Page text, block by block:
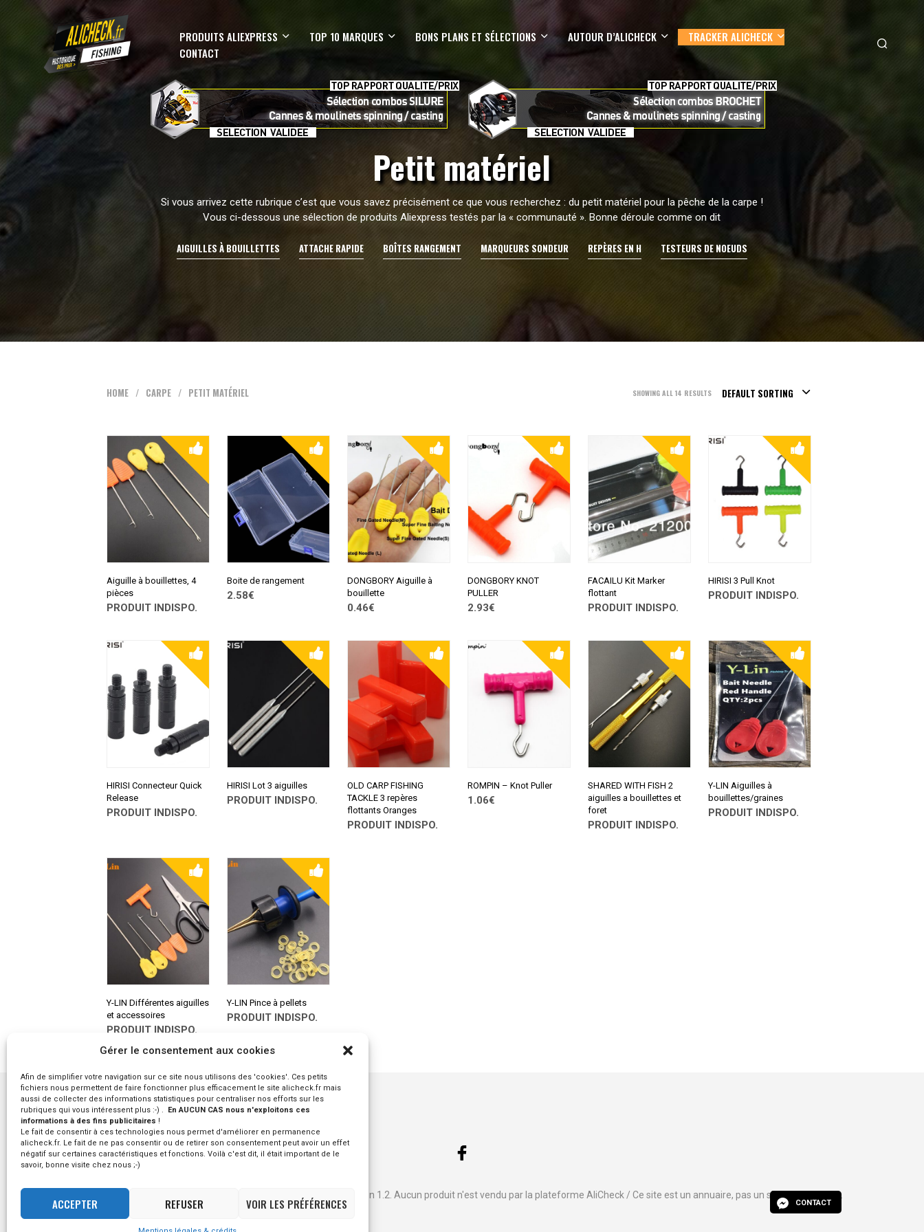
Gérer le consentement aux cookies
Afin de simplifier votre navigation sur ce site nous utilisons des 'cookies'. Ces petits
fichiers nous permettent de faire fonctionner plus efficacement le site alicheck.fr mais
aussi de collecter des informations statistiques pour centraliser nos efforts sur les
rubriques qui vous intéressent plus :-) . En AUCUN CAS nous n'exploitons ces
informations à des fins publicitaires !
Le fait de consentir à ces technologies nous permet d'améliorer en permanence
alicheck.fr. Le fait de ne pas consentir ou de retirer son consentement peut avoir un effet
négatif sur certaines caractéristiques et fonctions. Voilà c'est dit, il était important de le
savoir, bonne visite chez nous ;-)
ACCEPTER REFUSER VOIR LES PRÉFÉRENCES
PRODUITS ALIEXPRESS TOP 10 MARQUES BONS PLANS ET SÉLECTIONS AUTOUR D’ALICHECK
TRACKER ALICHECK
CONTACT
Petit matériel
Si vous arrivez cette rubrique c’est que vous savez précisément ce que vous recherchez : du petit matériel pour la pêche de la carpe !
Vous ci-dessous une sélection de produits Aliexpress testés par la « communauté ». Bonne déroule comme on dit
AIGUILLES À BOUILLETTES ATTACHE RAPIDE BOÎTES RANGEMENT MARQUEURS SONDEUR REPÈRES EN H TESTEURS DE NOEUDS
HOME / CARPE / PETIT MATÉRIEL DEFAULT SORTING
SHOWING ALL 14 RESULTS
Aiguille à bouillettes, 4
pièces
PRODUIT INDISPO.
ALIEXPRESS
Boite de rangement
2.58€
DONGBORY Aiguille à
bouillette
0.46€
ALIEXPRESS
DONGBORY KNOT
PULLER
2.93€
FACAILU Kit Marker
flottant
PRODUIT INDISPO.
ALIEXPRESS
HIRISI 3 Pull Knot
PRODUIT INDISPO.
HIRISI Connecteur Quick
Release
PRODUIT INDISPO.
HIRISI Lot 3 aiguilles
PRODUIT INDISPO.
OLD CARP FISHING
TACKLE 3 repères
flottants Oranges
PRODUIT INDISPO.
ROMPIN – Knot Puller
1.06€
SHARED WITH FISH 2
aiguilles a bouillettes et
foret
PRODUIT INDISPO.
Y-LIN Aiguilles à
bouillettes/graines
PRODUIT INDISPO.
Y-LIN Différentes aiguilles
et accessoires
PRODUIT INDISPO.
CONSULTER SUR
Y-LIN Pince à pellets
PRODUIT INDISPO.
ALIEXPRESS
© - 2023 Alicheck / tous droits réservés - - Version 1.2. Aucun produit n'est vendu par la plateforme AliCheck / Ce site est un annuaire, pas un site e-commerce.